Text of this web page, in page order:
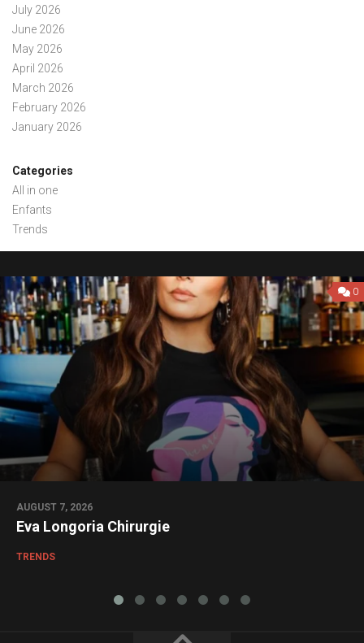
July 2026
June 2026
May 2026
April 2026
March 2026
February 2026
January 2026
Categories
All in one
Enfants
Trends
0
AUGUST 7, 2026
Eva Longoria Chirurgie
TRENDS